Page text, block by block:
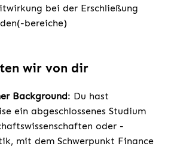
bei der Erschließung
bereiche)
wir von dir
Background: Du hast
ein abgeschlossenes Studium
oder -
mit dem Schwerpunkt Finance